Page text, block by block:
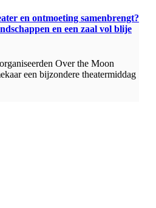
en ontmoeting samenbrengt?
en een zaal vol blije
Over the Moon
een bijzondere theatermiddag